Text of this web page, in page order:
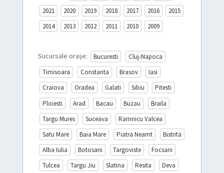
2021
2020 2019 2018 2017 2016
2015
2014
2013 2012 2011 2010 2009
Sucursale orașe: Bucuresti
Cluj-Napoca
Timisoara
Constanta Brasov
Iasi
Craiova
Oradea Galati Sibiu
Pitesti
Ploiesti
Arad Bacau Buzau
Braila
Targu Mures
Suceava
Ramnicu Valcea
Satu Mare
Baia Mare Piatra Neamt
Bistrita
Alba Iulia
Botosani Targoviste
Focsani
Tulcea
Targu Jiu Slatina Resita Deva